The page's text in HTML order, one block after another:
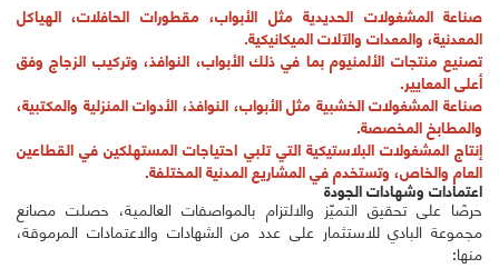
صناعة المشغولات الحديدية مثل الأبواب، مقطورات الحافلات، الهياكل
المعدنية، والمعدات والآلات الميكانيكية.
تصنيع منتجات الألمنيوم بما في ذلك الأبواب، النوافذ، وتركيب الزجاج وفق
أعلى المعايير.
صناعة المشغولات الخشبية مثل الأبواب، النوافذ، الأدوات المنزلية والمكتبية،
والمطابخ المخصصة.
إنتاج المشغولات البلاستيكية التي تلبي احتياجات المستهلكين في القطاعين
العام والخاص، وتستخدم في المشاريع المدنية المختلفة.
اعتمادات وشهادات الجودة
حرصًا على تحقيق التميّز والالتزام بالمواصفات العالمية، حصلت مصانع
مجموعة البادي للاستثمار على عدد من الشهادات والاعتمادات المرموقة،
منها: